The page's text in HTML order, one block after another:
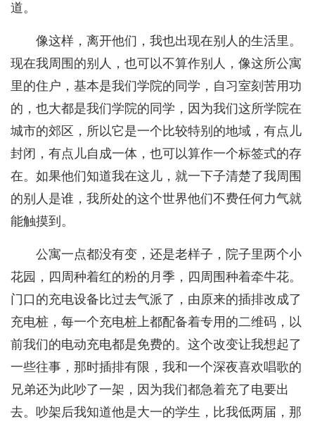
道。
像这样，离开他们，我也出现在别人的生活里。
现在我周围的别人，也可以不算作别人，像这所公寓
里的住户，基本是我们学院的同学，自习室刻苦用功
的，也大都是我们学院的同学，因为我们这所学院在
城市的郊区，所以它是一个比较特别的地域，有点儿
封闭，有点儿自成一体，也可以算作一个标签式的存
在。如果他们知道我在这儿，就一下子清楚了我周围
的别人是谁，我所处的这个世界他们不费任何力气就
能触摸到。
公寓一点都没有变，还是老样子，院子里两个小
花园，四周种着红的粉的月季，四周围种着牵牛花。
门口的充电设备比过去气派了，由原来的插排改成了
充电桩，每一个充电桩上都配备着专用的二维码，以
前我们的电动充电都是免费的。这个改变让我想起了
一些往事，那时插排有限，我和一个深夜喜欢唱歌的
兄弟还为此吵了一架，因为我们都急着充了电要出
去。吵架后我知道他是大一的学生，比我低两届，那